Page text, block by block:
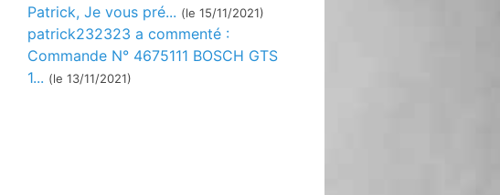
Patrick, Je vous pré... (le 15/11/2021)
patrick232323 a commenté :
Commande N° 4675111 BOSCH GTS
1... (le 13/11/2021)